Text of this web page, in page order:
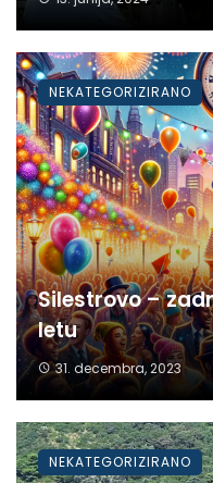
Silestrovo –
letu
31. decembra, 2023
NEKATEGORIZIRANO
NEKATEGORIZIRANO